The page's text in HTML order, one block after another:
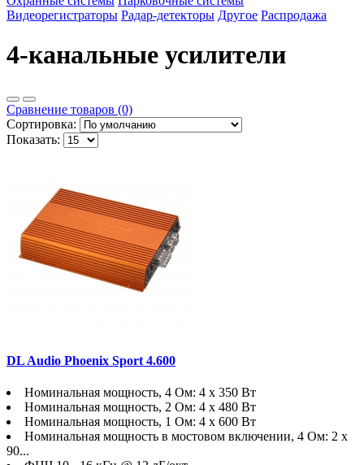
Видеорегистраторы Радар-детекторы Другое Распродажа
4-канальные усилители
Сравнение товаров (0)
Сортировка:
Показать:
DL Audio Phoenix Sport 4.600
Номинальная мощность, 4 Ом: 4 х 350 Вт
Номинальная мощность, 2 Ом: 4 х 480 Вт
Номинальная мощность, 1 Ом: 4 х 600 Вт
Номинальная мощность в мостовом включении, 4 Ом: 2 х
90...